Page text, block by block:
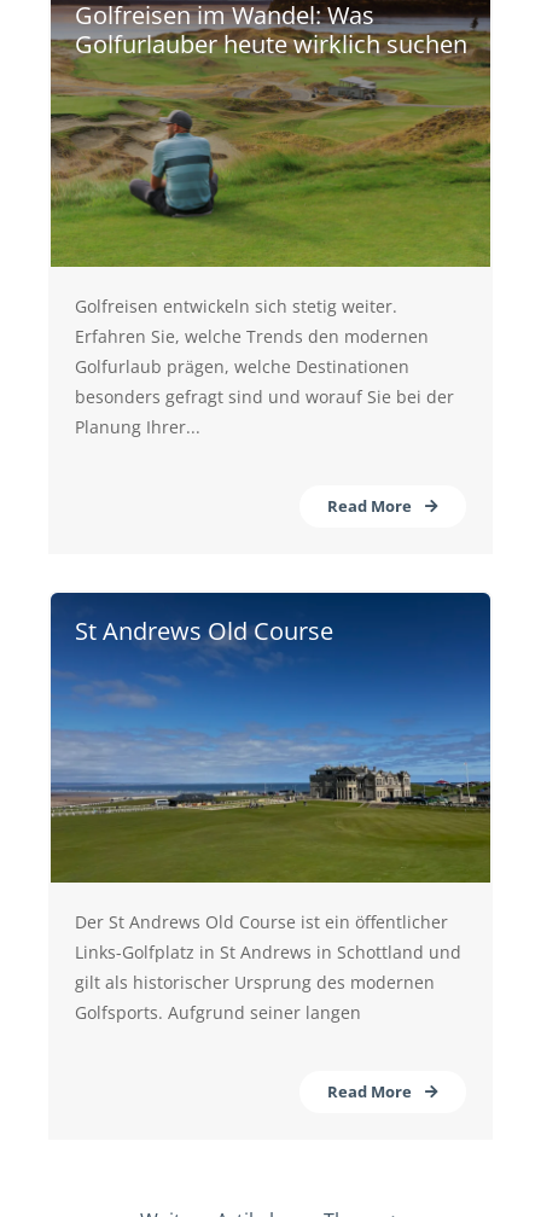
Golfreisen im Wandel: Was
Golfurlauber heute wirklich suchen
Golfreisen entwickeln sich stetig weiter.
Erfahren Sie, welche Trends den modernen
Golfurlaub prägen, welche Destinationen
besonders gefragt sind und worauf Sie bei der
Planung Ihrer...
Read More
St Andrews Old Course
Der St Andrews Old Course ist ein öffentlicher
Links-Golfplatz in St Andrews in Schottland und
gilt als historischer Ursprung des modernen
Golfsports. Aufgrund seiner langen
Read More